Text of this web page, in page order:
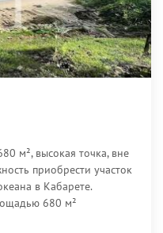
м², высокая точка, вне
приобрести участок
в Кабарете.
680 м²